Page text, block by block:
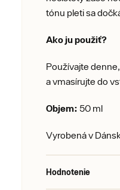
tónu pleti sa
Ako ju použiť?
Používajte
a vmasírujte do
Objem: 50 ml
Vyrobená v
Hodnotenie